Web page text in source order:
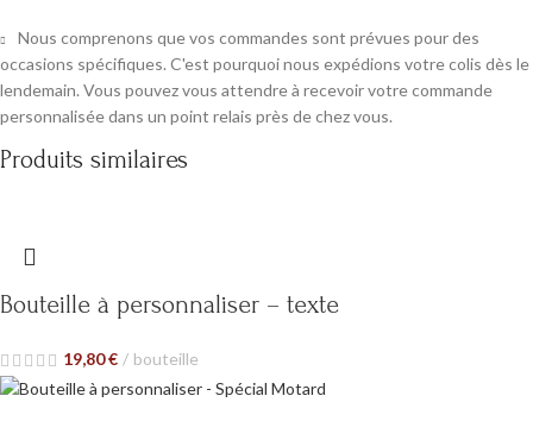
Nous comprenons que vos commandes sont prévues pour des
occasions spécifiques. C'est pourquoi nous expédions votre colis dès le
lendemain. Vous pouvez vous attendre à recevoir votre commande
personnalisée dans un point relais près de chez vous.
Produits similaires
Bouteille à personnaliser – texte
19,80€ bouteille